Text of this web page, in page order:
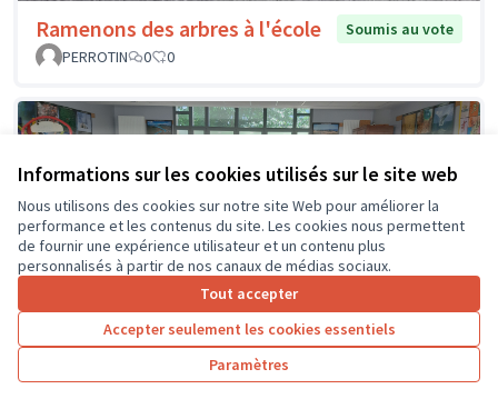
Informations sur les cookies utilisés sur le site web
Nous utilisons des cookies sur notre site Web pour améliorer la
performance et les contenus du site. Les cookies nous permettent
de fournir une expérience utilisateur et un contenu plus
personnalisés à partir de nos canaux de médias sociaux.
Tout accepter
Accepter seulement les cookies essentiels
Paramètres
Ramenons des arbres à l'école
Soumis au vote
PERROTIN
0 0
ChallENGE : le hall change !
Soumis au vote
Isabelle Lasneau
0 0